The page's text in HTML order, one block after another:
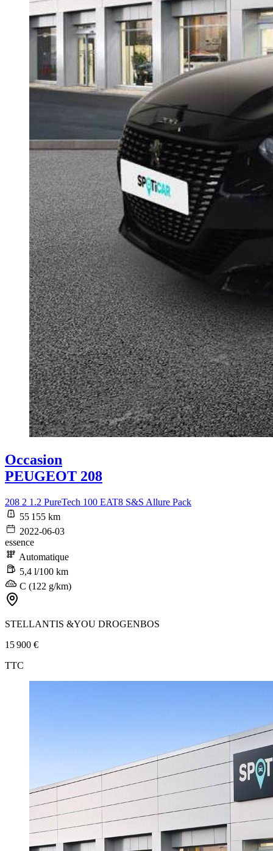
Occasion
PEUGEOT 208
208 2 1.2 PureTech 100 EAT8 S&S Allure Pack
55 155 km
2022-06-03
essence
Automatique
5,4 l/100 km
C (122 g/km)
STELLANTIS &YOU DROGENBOS
15 900 €
TTC